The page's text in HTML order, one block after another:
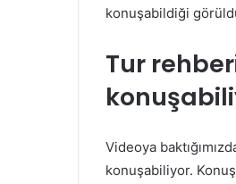
konuşabildiği
Tur
Videoya
konuşabiliyor.